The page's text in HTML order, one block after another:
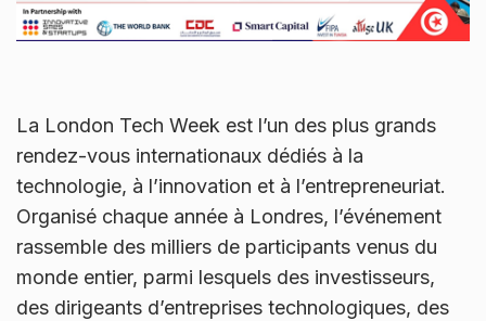
La London Tech Week est l’un des plus grands
rendez-vous internationaux dédiés à la
technologie, à l’innovation et à l’entrepreneuriat.
Organisé chaque année à Londres, l’événement
rassemble des milliers de participants venus du
monde entier, parmi lesquels des investisseurs,
des dirigeants d’entreprises technologiques, des